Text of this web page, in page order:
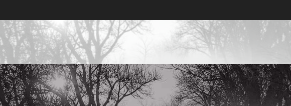
尼日利亞專利律師事務所, 尼日利亞知識產權律師
, 尼日利亞知識產權律師事務所, 尼日利亞知識產權律師事務所